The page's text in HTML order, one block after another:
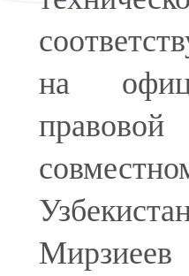
на
Мирзиеев